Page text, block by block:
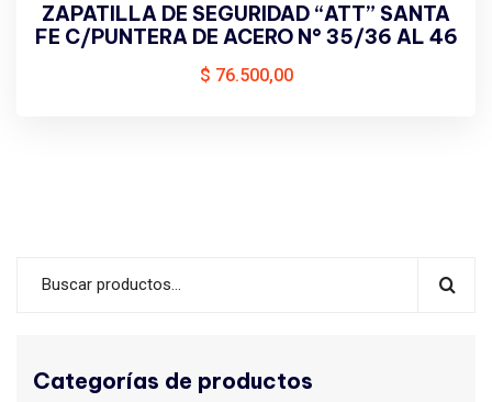
ZAPATILLA DE SEGURIDAD “ATT” SANTA
FE C/PUNTERA DE ACERO N° 35/36 AL 46
$ 76.500,00
Categorías de productos